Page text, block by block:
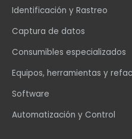
Identificación y Rastreo
Captura de datos
Consumibles especializados
Equipos, herramientas y
Software
Automatización y Control